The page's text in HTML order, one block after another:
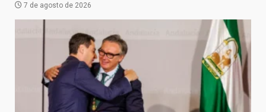
7 de agosto de 2026